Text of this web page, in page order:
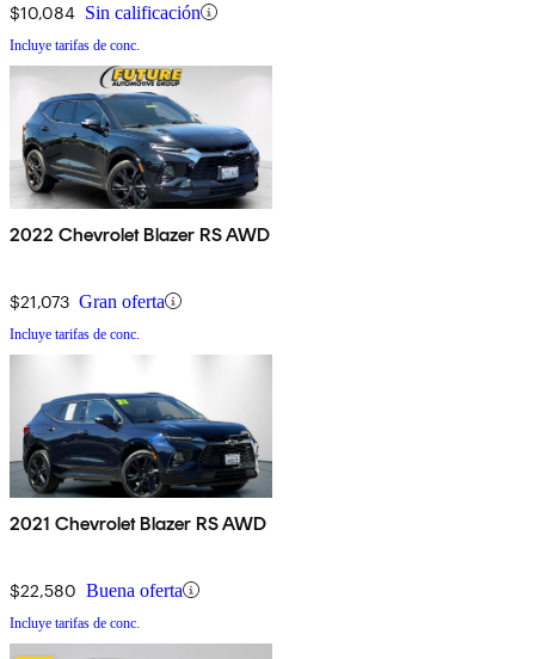
$10,084 Sin calificación
Incluye tarifas de conc.
2022 Chevrolet Blazer RS AWD
$21,073 Gran oferta
Incluye tarifas de conc.
2021 Chevrolet Blazer RS AWD
$22,580 Buena oferta
Incluye tarifas de conc.